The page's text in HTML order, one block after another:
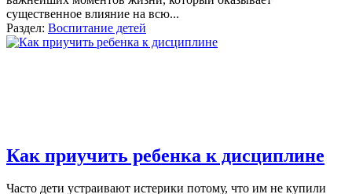
существенное влияние на всю...
Раздел: Воспитание детей
Как приучить ребенка к дисциплине
Часто дети устраивают истерики потому, что им не купили